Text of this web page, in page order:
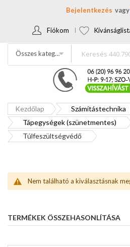
Bejelentkezés
Fiókom
Összes kategória
Kezdőlap
Számítástechnika
Tápegységek (szünetmentes)
Túlfeszültségvédő
Nem található a kiválasztásnak
TERMÉKEK ÖSSZEHASONLÍTÁSA